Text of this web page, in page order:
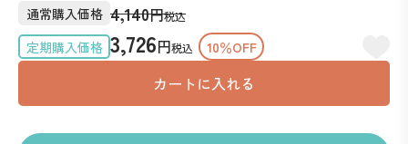
通常購入価格 4,140円税込
定期購入価格 3,726円税込 10％OFF
カートに入れる